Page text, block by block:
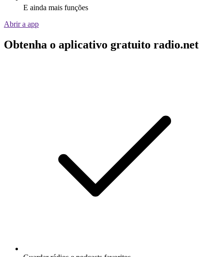
E ainda mais funções
Abrir a app
Obtenha o aplicativo gratuito radio.net